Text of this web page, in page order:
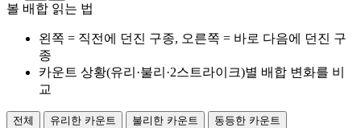
볼 배합 읽는 법
왼쪽 = 직전에 던진 구종, 오른쪽 = 바로 다음에 던진 구
종
카운트 상황(유리·불리·2스트라이크)별 배합 변화를 비
교
전체 유리한 카운트 불리한 카운트
동등한 카운트